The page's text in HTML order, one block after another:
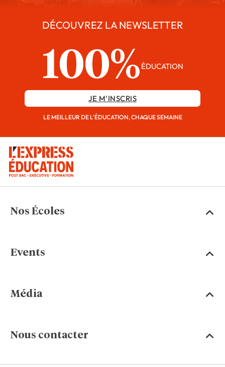
DÉCOUVREZ LA NEWSLETTER
100% ÉDUCATION
JE M'INSCRIS
LE MEILLEUR DE L'ÉDUCATION, CHAQUE SEMAINE
Nos Écoles
Events
Média
Nous contacter